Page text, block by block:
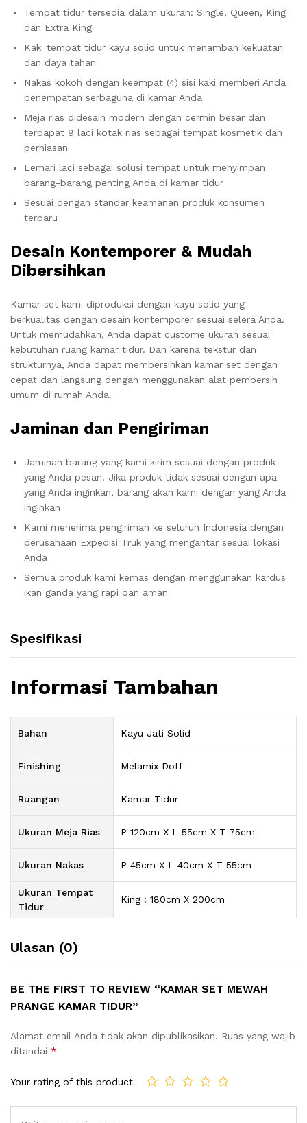
Tempat tidur tersedia dalam ukuran: Single, Queen, King
dan Extra King
Kaki tempat tidur kayu solid untuk menambah kekuatan
dan daya tahan
Nakas kokoh dengan keempat (4) sisi kaki memberi Anda
penempatan serbaguna di kamar Anda
Meja rias didesain modern dengan cermin besar dan
terdapat 9 laci kotak rias sebagai tempat kosmetik dan
perhiasan
Lemari laci sebagai solusi tempat untuk menyimpan
barang-barang penting Anda di kamar tidur
Sesuai dengan standar keamanan produk konsumen
terbaru
Desain Kontemporer & Mudah
Dibersihkan
Kamar set kami diproduksi dengan kayu solid yang
berkualitas dengan desain kontemporer sesuai selera Anda.
Untuk memudahkan, Anda dapat custome ukuran sesuai
kebutuhan ruang kamar tidur. Dan karena tekstur dan
strukturnya, Anda dapat membersihkan kamar set dengan
cepat dan langsung dengan menggunakan alat pembersih
umum di rumah Anda.
Jaminan dan Pengiriman
Jaminan barang yang kami kirim sesuai dengan produk
yang Anda pesan. Jika produk tidak sesuai dengan apa
yang Anda inginkan, barang akan kami dengan yang Anda
inginkan
Kami menerima pengiriman ke seluruh Indonesia dengan
perusahaan Expedisi Truk yang mengantar sesuai lokasi
Anda
Semua produk kami kemas dengan menggunakan kardus
ikan ganda yang rapi dan aman
Spesifikasi
Informasi Tambahan
Bahan Kayu Jati Solid
Finishing Melamix Doff
Ruangan Kamar Tidur
Ukuran Meja Rias P 120cm X L 55cm X T 75cm
Ukuran Nakas P 45cm X L 40cm X T 55cm
Ukuran Tempat
Tidur
King : 180cm X 200cm
Ulasan (0)
BE THE FIRST TO REVIEW “KAMAR SET MEWAH
PRANGE KAMAR TIDUR”
Alamat email Anda tidak akan dipublikasikan. Ruas yang wajib
ditandai *
Your rating of this product